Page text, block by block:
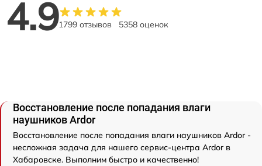
4.91799 отзывов 5358 оценок
Восстановление после попадания влаги
наушников Ardor
Восстановление после попадания влаги наушников Ardor -
несложная задача для нашего сервис-центра Ardor в
Хабаровске. Выполним быстро и качественно!